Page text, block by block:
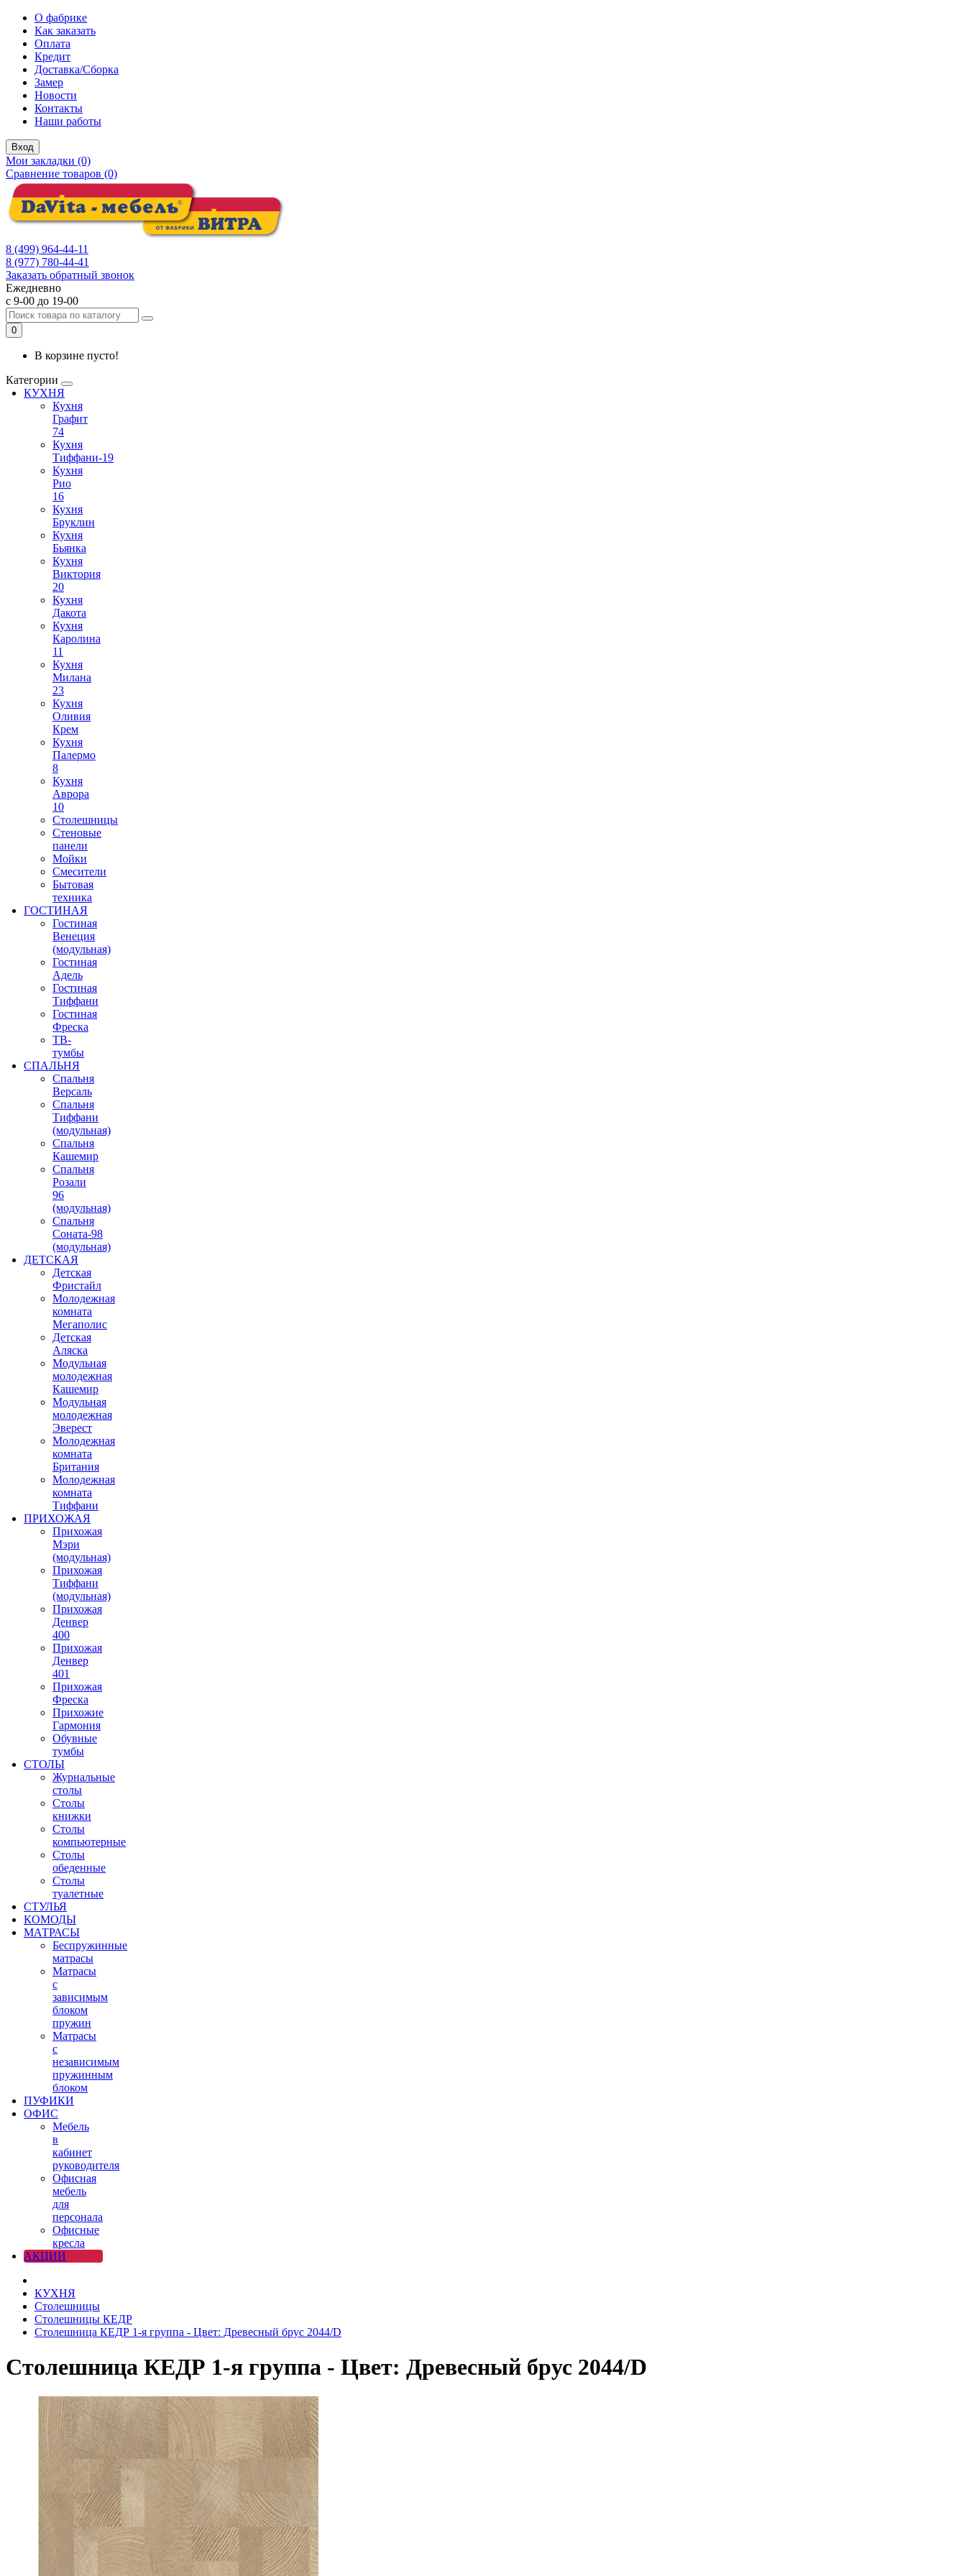
О фабрике
Как заказать
Оплата
Кредит
Доставка/Сборка
Замер
Новости
Контакты
Наши работы
Вход
Мои закладки (0)
Сравнение товаров (0)
8 (499) 964-44-11
8 (977) 780-44-41
Заказать обратный звонок
Ежедневно
с 9-00 до 19-00
0
В корзине пусто!
Категории
КУХНЯ
Кухня
Графит
74
Кухня
Тиффани-19
Кухня
Рио
16
Кухня
Бруклин
Кухня
Бьянка
Кухня
Виктория
20
Кухня
Дакота
Кухня
Каролина
11
Кухня
Милана
23
Кухня
Оливия
Крем
Кухня
Палермо
8
Кухня
Аврора
10
Столешницы
Стеновые
панели
Мойки
Смесители
Бытовая
техника
ГОСТИНАЯ
Гостиная
Венеция
(модульная)
Гостиная
Адель
Гостиная
Тиффани
Гостиная
Фреска
ТВ-
тумбы
СПАЛЬНЯ
Спальня
Версаль
Спальня
Тиффани
(модульная)
Спальня
Кашемир
Спальня
Розали
96
(модульная)
Спальня
Соната-98
(модульная)
ДЕТСКАЯ
Детская
Фристайл
Молодежная
комната
Мегаполис
Детская
Аляска
Модульная
молодежная
Кашемир
Модульная
молодежная
Эверест
Молодежная
комната
Британия
Молодежная
комната
Тиффани
ПРИХОЖАЯ
Прихожая
Мэри
(модульная)
Прихожая
Тиффани
(модульная)
Прихожая
Денвер
400
Прихожая
Денвер
401
Прихожая
Фреска
Прихожие
Гармония
Обувные
тумбы
СТОЛЫ
Журнальные
столы
Столы
книжки
Столы
компьютерные
Столы
обеденные
Столы
туалетные
СТУЛЬЯ
КОМОДЫ
МАТРАСЫ
Беспружинные
матрасы
Матрасы
с
зависимым
блоком
пружин
Матрасы
с
независимым
пружинным
блоком
ПУФИКИ
ОФИС
Мебель
в
кабинет
руководителя
Офисная
мебель
для
персонала
Офисные
кресла
АКЦИИ
КУХНЯ
Столешницы
Столешницы КЕДР
Столешница КЕДР 1-я группа - Цвет: Древесный брус 2044/D
Столешница КЕДР 1-я группа - Цвет: Древесный брус 2044/D